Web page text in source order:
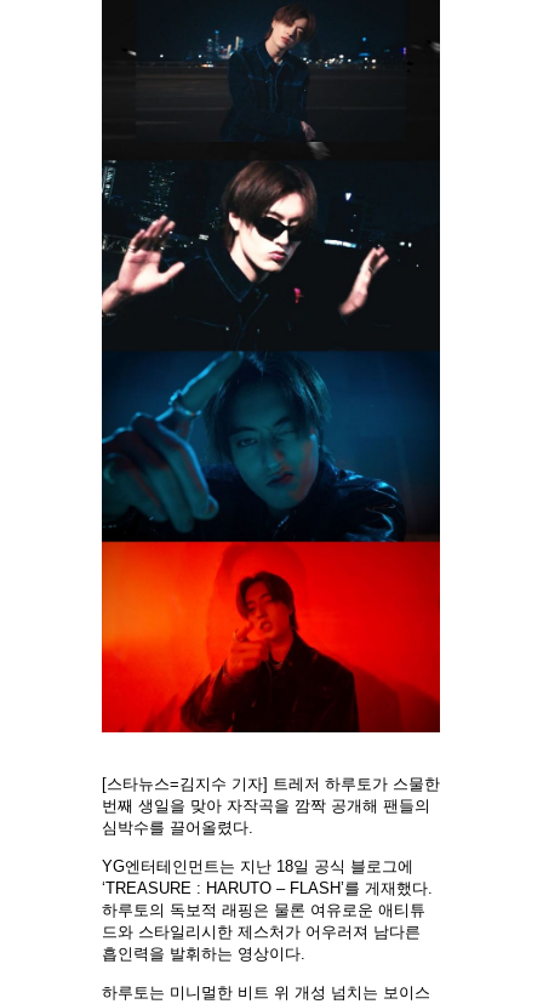
[스타뉴스=김지수 기자] 트레저 하루토가 스물한
번째 생일을 맞아 자작곡을 깜짝 공개해 팬들의
심박수를 끌어올렸다.
YG엔터테인먼트는 지난 18일 공식 블로그에
‘TREASURE : HARUTO – FLASH’를 게재했다.
하루토의 독보적 래핑은 물론 여유로운 애티튜
드와 스타일리시한 제스처가 어우러져 남다른
흡인력을 발휘하는 영상이다.
하루토는 미니멀한 비트 위 개성 넘치는 보이스